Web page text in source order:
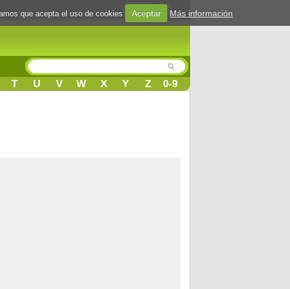
Login
T U V W X Y Z 0-9
que acepta el uso de cookies Aceptar Más información